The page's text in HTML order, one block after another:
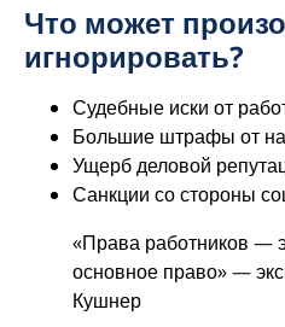
Что может
игнорировать?
Судебные иски от
Большие штрафы от
Ущерб деловой
Санкции со стороны
«Права работников —
основное право» —
Кушнер